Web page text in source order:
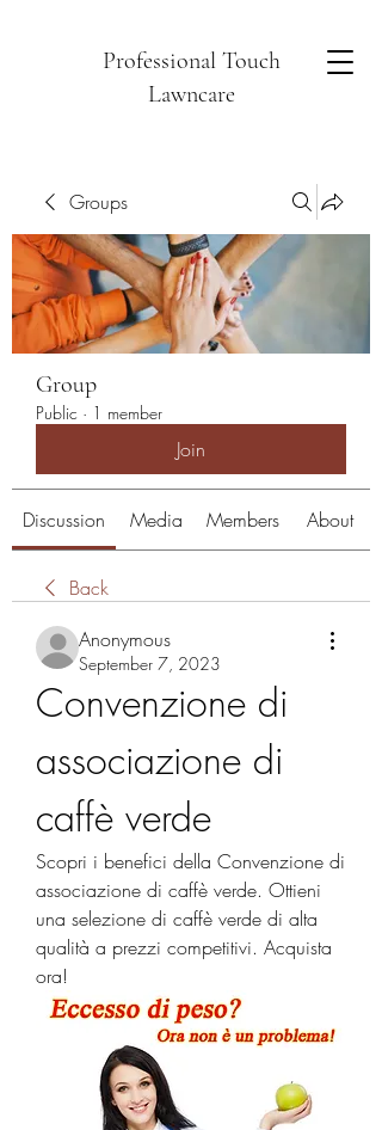
Professional Touch
Lawncare
Groups
Group
Public · 1 member
Join
Discussion Media Members About
Back
Anonymous
September 7, 2023
Convenzione di
associazione di
caffè verde
Scopri i benefici della Convenzione di
associazione di caffè verde. Ottieni
una selezione di caffè verde di alta
qualità a prezzi competitivi. Acquista
ora!